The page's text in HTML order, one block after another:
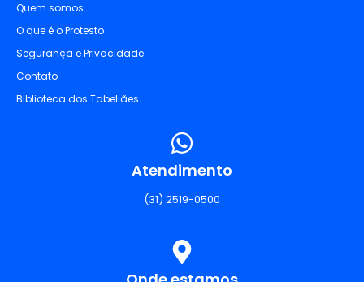
Quem somos
O que é o Protesto
Segurança e Privacidade
Contato
Biblioteca dos Tabeliães
Atendimento
(31) 2519-0500